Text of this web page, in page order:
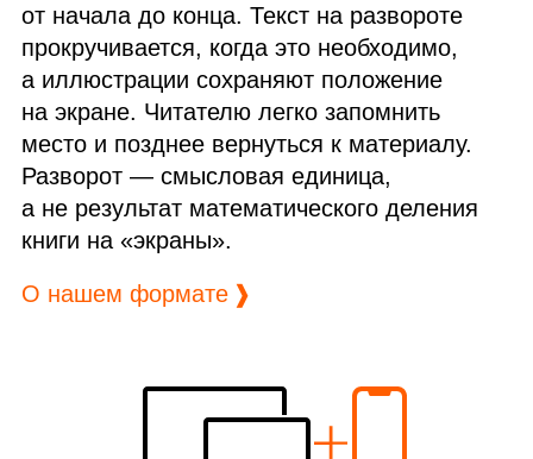
от начала до конца. Текст на развороте
прокручивается, когда это необходимо,
а иллюстрации сохраняют положение
на экране. Читателю легко запомнить
место и позднее вернуться к материалу.
Разворот — смысловая единица,
а не результат математического деления
книги на «экраны».
О нашем формате ❱